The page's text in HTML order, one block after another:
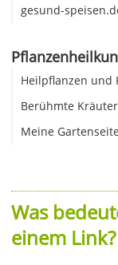
gesund-
Heilpflanzen und
Berühmte
Meine
Was
einem Link?